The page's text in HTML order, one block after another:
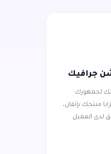
جرافيك
لجمهورك
منتجك بإتقان،
لدى العميل